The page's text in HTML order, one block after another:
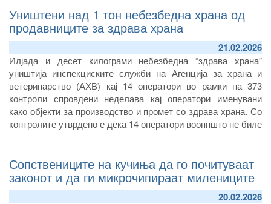
Уништени над 1 тон небезбедна храна од
продавниците за здрава храна
21.02.2026
Илјада и десет килограми небезбедна “здрава храна”
уништија инспекциските служби на Агенција за храна и
ветеринарство (АХВ) кај 14 оператори во рамки на 373
контроли спровдени неделава кај оператори именувани
како објекти за производство и промет со здрава храна. Со
контролите утврдено е дека 14 оператори вооппшто не биле
Сопствениците на кучиња да го почитуваат
законот и да ги микрочипираат милениците
20.02.2026